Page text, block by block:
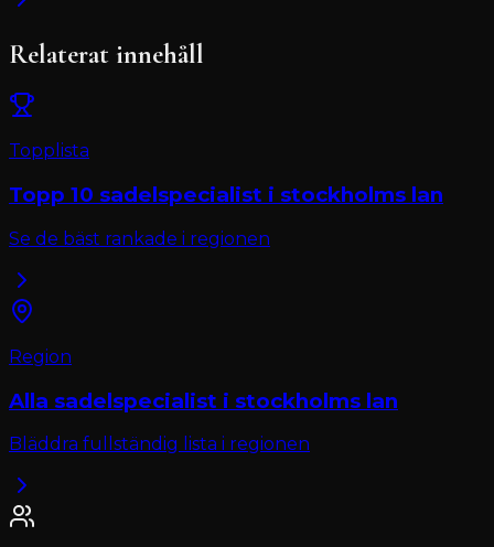
Relaterat innehåll
Topplista
Topp 10 sadelspecialist i stockholms lan
Se de bäst rankade i regionen
Region
Alla sadelspecialist i stockholms lan
Bläddra fullständig lista i regionen